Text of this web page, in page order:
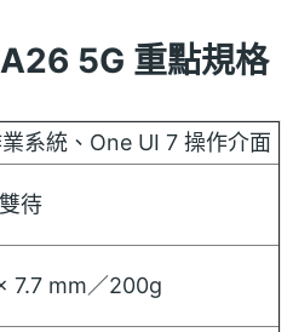
5G 重點規格
系統、One UI 7 操作介面
待
7.7 mm／200g